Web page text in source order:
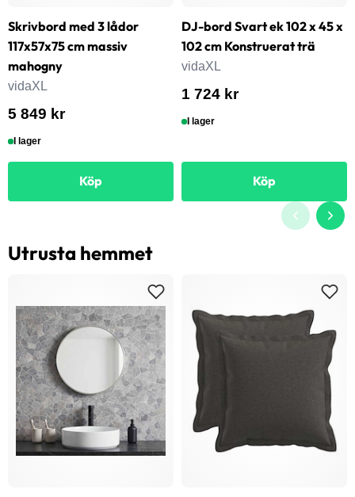
Skrivbord med 3 lådor
117x57x75 cm massiv
mahogny
vidaXL
5 849 kr
I lager
Köp
DJ-bord Svart ek 102 x 45 x
102 cm Konstruerat trä
vidaXL
1 724 kr
I lager
Köp
Utrusta hemmet